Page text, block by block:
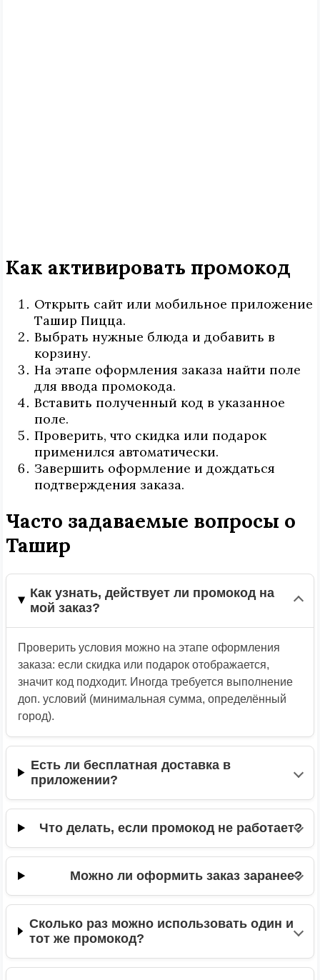
Как активировать промокод
Открыть сайт или мобильное приложение
Ташир Пицца.
Выбрать нужные блюда и добавить в
корзину.
На этапе оформления заказа найти поле
для ввода промокода.
Вставить полученный код в указанное
поле.
Проверить, что скидка или подарок
применился автоматически.
Завершить оформление и дождаться
подтверждения заказа.
Часто задаваемые вопросы о
Ташир
Как узнать, действует ли промокод на
мой заказ?
Проверить условия можно на этапе оформления
заказа: если скидка или подарок отображается,
значит код подходит. Иногда требуется выполнение
доп. условий (минимальная сумма, определённый
город).
Есть ли бесплатная доставка в
приложении?
Что делать, если промокод не работает?
Можно ли оформить заказ заранее?
Сколько раз можно использовать один и
тот же промокод?